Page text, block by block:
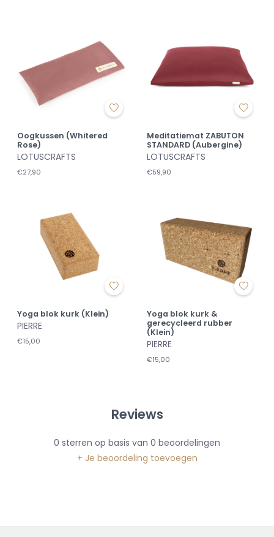
Oogkussen (Whitered
Rose)
LOTUSCRAFTS
€27,90
Meditatiemat ZABUTON
STANDARD (Aubergine)
LOTUSCRAFTS
€59,90
Yoga blok kurk (Klein)
PIERRE
€15,00
Yoga blok kurk &
gerecycleerd rubber
(Klein)
PIERRE
€15,00
Reviews
0 sterren op basis van 0 beoordelingen
+ Je beoordeling toevoegen